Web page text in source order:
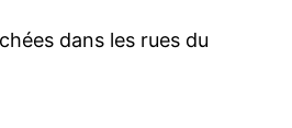
dans les rues du